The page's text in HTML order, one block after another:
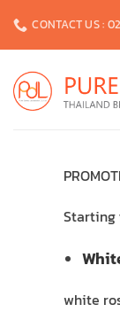
content
CONTACT US :
Starting
white